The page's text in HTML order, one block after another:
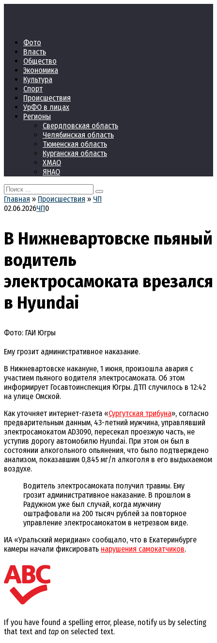
Фото
Власть
Общество
Экономика
Культура
Спорт
Происшествия
УрФО в лицах
Регионы
Свердловская область
Челябинская область
Тюменская область
Курганская область
ХМАО
ЯНАО
Search
for:
Главная » Происшествия » ЧП
02.06.2026ЧП0
В Нижневартовске пьяный
водитель
электросамоката врезался
в Hyundai
Фото: ГАИ Югры
Ему грозит административное наказание.
В Нижневартовске накануне, 1 июня, произошла авария с
участием пьяного водителя электросамоката. Об этом
информирует Госавтоинспекция Югры. ДТП случилось в 12:42
на улице Омской.
Как уточняет интернет-газета «Сургутская трибуна», согласно
предварительным данным, 43-летний мужчина, управлявший
электросамокатом AD3090, пересекал проезжую часть, не
уступив дорогу автомобилю Hyundai. При этом он был в
состоянии алкогольного опьянения, что было подтверждено
анализом, показавшим 0,845 мг/л алкоголя в его выдыхаемом
воздухе.
Водитель электросамоката получил травмы. Ему
грозит административное наказание. В прошлом в
Радужном уже был случай, когда мужчину
оштрафовали на 200 тысяч рублей за повторное
управление электросамокатом в нетрезвом виде.
ИА «Уральский меридиан» сообщало, что в Екатеринбурге
камеры начали фиксировать нарушения самокатчиков.
If you have found a spelling error, please, notify us by selecting
that text and tap on selected text.